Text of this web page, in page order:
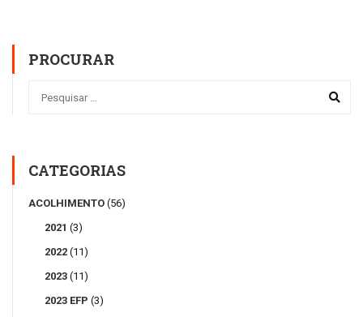
PROCURAR
CATEGORIAS
ACOLHIMENTO (56)
2021 (3)
2022 (11)
2023 (11)
2023 EFP (3)